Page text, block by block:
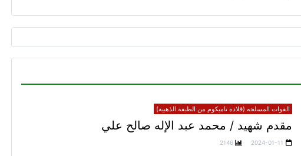
القوات المسلحه (قلادة تاميكوم من الطبقة الذهبية)
مقدم شهيد / محمد عبد الإله صالح علي
2024-01-11
2146